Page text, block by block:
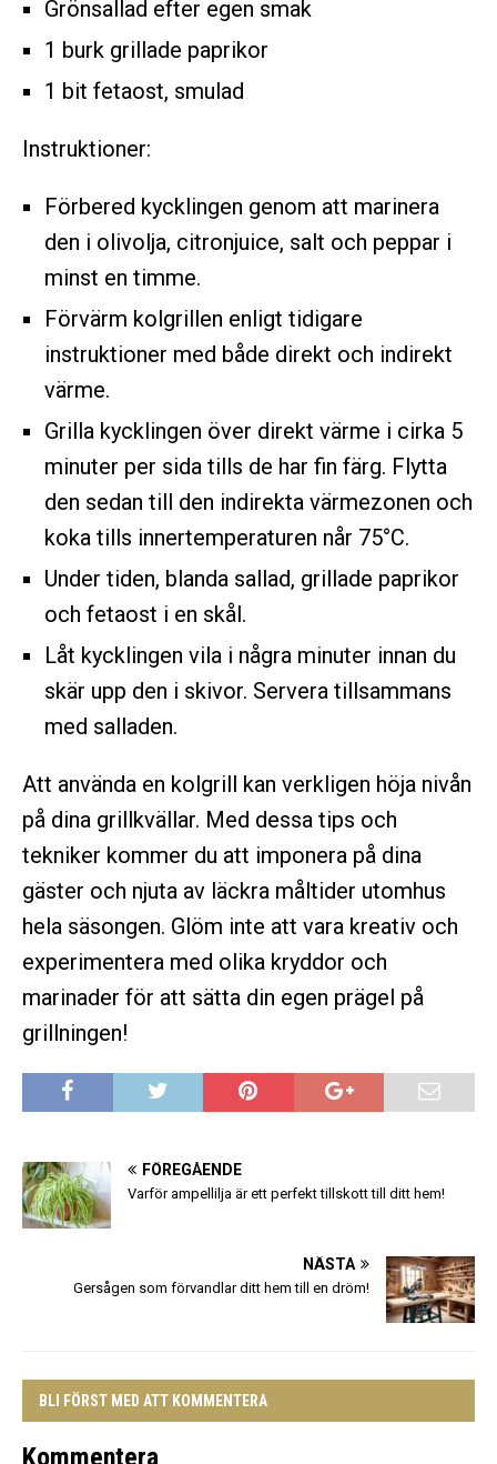
Grönsallad efter egen smak
1 burk grillade paprikor
1 bit fetaost, smulad
Instruktioner:
Förbered kycklingen genom att marinera
den i olivolja, citronjuice, salt och peppar i
minst en timme.
Förvärm kolgrillen enligt tidigare
instruktioner med både direkt och indirekt
värme.
Grilla kycklingen över direkt värme i cirka 5
minuter per sida tills de har fin färg. Flytta
den sedan till den indirekta värmezonen och
koka tills innertemperaturen når 75°C.
Under tiden, blanda sallad, grillade paprikor
och fetaost i en skål.
Låt kycklingen vila i några minuter innan du
skär upp den i skivor. Servera tillsammans
med salladen.
Att använda en kolgrill kan verkligen höja nivån
på dina grillkvällar. Med dessa tips och
tekniker kommer du att imponera på dina
gäster och njuta av läckra måltider utomhus
hela säsongen. Glöm inte att vara kreativ och
experimentera med olika kryddor och
marinader för att sätta din egen prägel på
grillningen!
FÖREGÅENDE
Varför ampellilja är ett perfekt tillskott till ditt hem!
NÄSTA
Gersågen som förvandlar ditt hem till en dröm!
BLI FÖRST MED ATT KOMMENTERA